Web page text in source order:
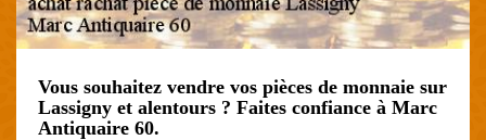
Vous souhaitez vendre vos pièces de monnaie sur
Lassigny et alentours ? Faites confiance à Marc
Antiquaire 60.